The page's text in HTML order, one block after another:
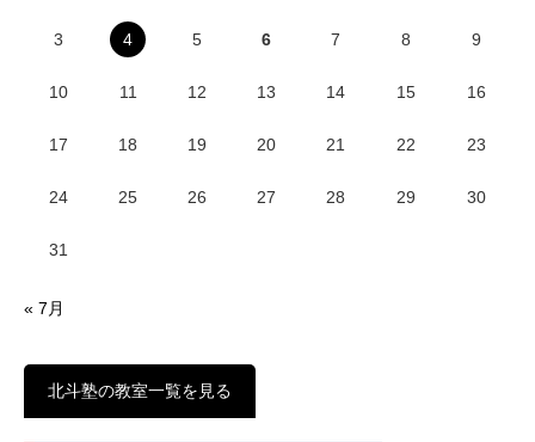
3 4 5 6 7 8 9
10 11 12 13 14 15 16
17 18 19 20 21 22 23
24 25 26 27 28 29 30
31
« 7月
北斗塾の教室一覧を見る